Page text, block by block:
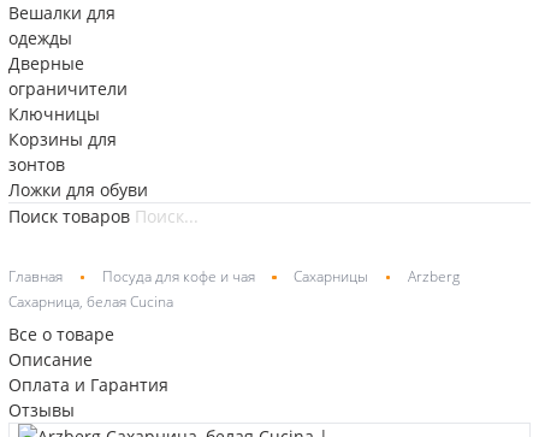
Вешалки для
одежды
Дверные
ограничители
Ключницы
Корзины для
зонтов
Ложки для обуви
Поиск товаров
Главная Посуда для кофе и чая Сахарницы
Arzberg
Сахарница, белая Cucina
Все о товаре
Описание
Оплата и Гарантия
Отзывы